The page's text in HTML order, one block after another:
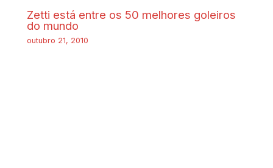
Zetti está entre os 50 melhores goleiros
do mundo
outubro 21, 2010